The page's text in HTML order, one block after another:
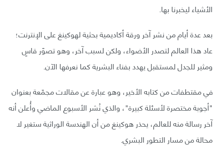
الأشياء ليخبرنا بها.
بعد عدة أيام من نشر آخر ورقة أكاديمية بحثية لهوكينغ على الإنترنت؛
عاد هذا العالم لتصدر الأضواء، ولكن لسبب آخر، وهو تصوّر قاسٍ
ومثير للجدل لمستقبل يهدد بفناء البشرية كما نعرفها الآن.
في مقتطفات من كتابه الأخير، وهو عبارة عن مقالات مجمّعة بعنوان
"أجوبة مختصرة لأسئلة كبيرة"، والذي نُشر الأسبوع الماضي وأُعلن أنه
آخر رسالة منه للعالم، يحذر هوكينغ من أن الهندسة الوراثية ستغير لا
محالة من مسار التطور البشري.